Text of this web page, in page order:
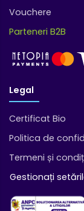
Vouchere
Parteneri B2B
Legal
Certificat Bio
Politica de
Termeni și
Gestionați